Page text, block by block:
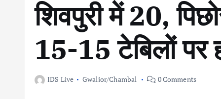
शिवपुरी में 20,
15-15 टेबिलों पर
IDS Live Gwalior/Chambal 0 Comments